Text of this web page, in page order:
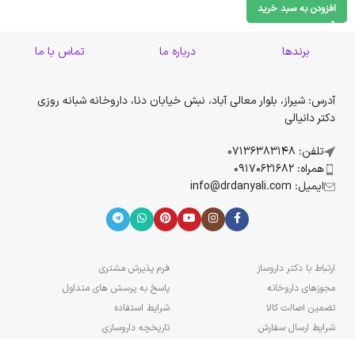
افزودن به سبد خرید
برندها درباره ما تماس با ما
آدرس: شیراز، بلوار معالی آباد، نبش خیابان دنا، داروخانه شبانه روزی
دکتر دانیالی
تلفن: 07136383148
همراه: 09170621682
ایمیل: info@drdanyali.com
ارتباط با دکتر داروساز
مجوزهای داروخانه
تضمین اصالت کالا
شرایط ارسال سفارش
فرم پذیرش مشتری
پاسخ به پرسش های متداول
شرایط استفاده
تاریخچه داروسازی